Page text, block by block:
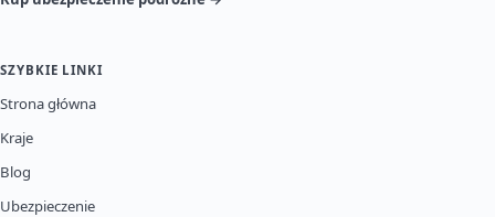
SZYBKIE LINKI
Strona główna
Kraje
Blog
Ubezpieczenie